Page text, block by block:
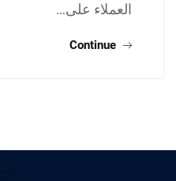
العملاء على…
Continue